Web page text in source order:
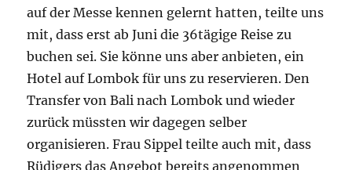
auf der Messe kennen gelernt hatten, teilte uns
mit, dass erst ab Juni die 36tägige Reise zu
buchen sei. Sie könne uns aber anbieten, ein
Hotel auf Lombok für uns zu reservieren. Den
Transfer von Bali nach Lombok und wieder
zurück müssten wir dagegen selber
organisieren. Frau Sippel teilte auch mit, dass
Rüdigers das Angebot bereits angenommen